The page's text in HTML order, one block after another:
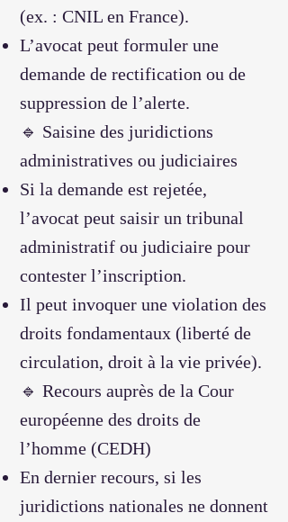
(ex. : CNIL en France).
L’avocat peut formuler une
demande de rectification ou de
suppression de l’alerte.
🔹 Saisine des juridictions
administratives ou judiciaires
Si la demande est rejetée,
l’avocat peut saisir un tribunal
administratif ou judiciaire pour
contester l’inscription.
Il peut invoquer une violation des
droits fondamentaux (liberté de
circulation, droit à la vie privée).
🔹 Recours auprès de la Cour
européenne des droits de
l’homme (CEDH)
En dernier recours, si les
juridictions nationales ne donnent